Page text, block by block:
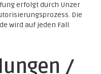
erfolgt durch Unzer
Die
wird auf jeden Fall
/